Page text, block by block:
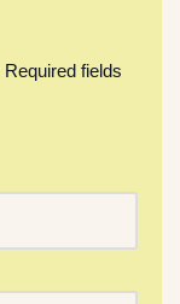
Required fields